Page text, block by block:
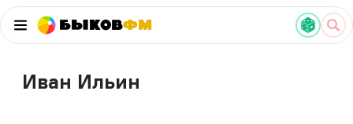
БыковФМ
Иван Ильин